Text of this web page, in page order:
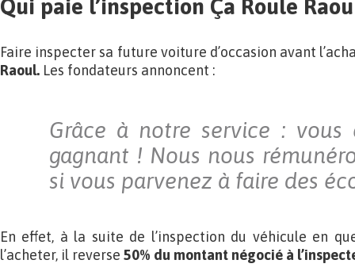
Qui paie l’inspection Ça Roule
Faire inspecter sa future voiture d’occasion avant
Raoul. Les fondateurs annoncent :
Grâce à notre service : vous
gagnant ! Nous nous
si vous parvenez à faire des
En effet, à la suite de l’inspection du véhicule en
l’acheter, il reverse 50% du montant négocié à